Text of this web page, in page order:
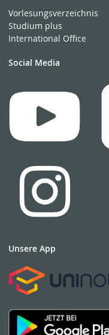
Vorlesungsverzeichnis
Studium plus
International Office
Social Media
Unsere App